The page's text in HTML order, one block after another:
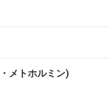
メトホルミン)